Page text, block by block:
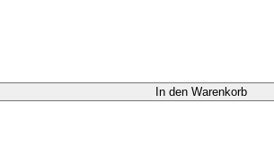
In den Warenkorb